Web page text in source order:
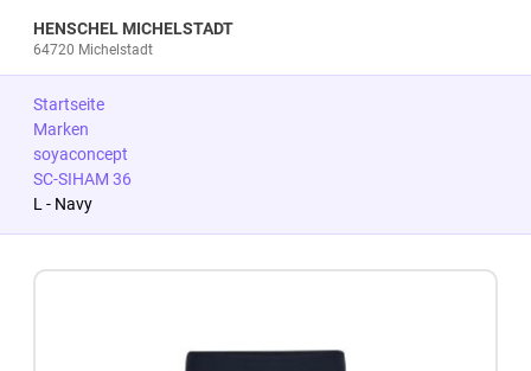
HENSCHEL MICHELSTADT
64720 Michelstadt
Startseite
Marken
soyaconcept
SC-SIHAM 36
L - Navy